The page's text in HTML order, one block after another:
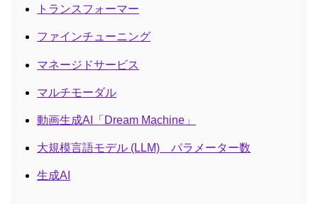
トランスフォーマー
ファインチューニング
マネージドサービス
マルチモーダル
動画生成AI「Dream Machine」
大規模言語モデル (LLM) パラメーター数
生成AI